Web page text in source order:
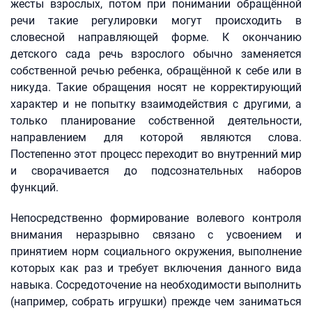
жесты взрослых, потом при понимании обращённой
речи такие регулировки могут происходить в
словесной направляющей форме. К окончанию
детского сада речь взрослого обычно заменяется
собственной речью ребенка, обращённой к себе или в
никуда. Такие обращения носят не корректирующий
характер и не попытку взаимодействия с другими, а
только планирование собственной деятельности,
направлением для которой являются слова.
Постепенно этот процесс переходит во внутренний мир
и сворачивается до подсознательных наборов
функций.
Непосредственно формирование волевого контроля
внимания неразрывно связано с усвоением и
принятием норм социального окружения, выполнение
которых как раз и требует включения данного вида
навыка. Сосредоточение на необходимости выполнить
(например, собрать игрушки) прежде чем заниматься